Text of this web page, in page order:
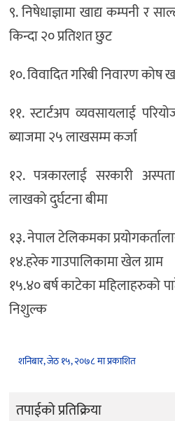
९. निषेधाज्ञामा खाद्य कम्पनी र
किन्दा २० प्रतिशत छुट
१०. विवादित गरिबी निवारण कोष
११. स्टार्टअप व्यवसायलाई
ब्याजमा २५ लाखसम्म कर्जा
१२. पत्रकारलाई सरकारी
लाखको दुर्घटना बीमा
१३. नेपाल टेलिकमका
१४.हरेक गाउपालिकामा खेल ग्राम
१५.४० बर्ष काटेका महिलाहरुको
निशुल्क
शनिबार, जेठ १५, २०७८ मा प्रकाशित
तपाईको प्रतिक्रिया